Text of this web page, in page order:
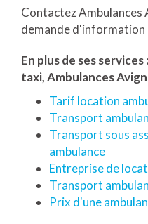
Contactez Ambulances
demande d'information
En plus de ses services :
taxi, Ambulances
Tarif location
Transport
Transport sous
ambulance
Entreprise de
Transport
Prix d'une